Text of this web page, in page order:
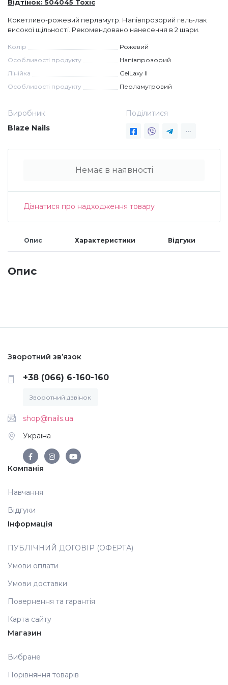
Дезінфекція та стерилізація
Декор для нігтів
Трикутники (каміфубукі)
Наклейки гнучкі лінії
Наліпки гнучкі лінії
Втирки
Бульонки
Інші прикраси
Фарби для розпису
Фольга для лиття (ефект кракелюра)
Навчання
Відтінок: 504045 Toxic
Кокетливо-рожевий перламутр. Напівпрозорий гель-лак
високої щільності. Рекомендовано нанесення в 2 шари.
Колір
Рожевий
Особливості продукту
Напівпрозорий
Лінійка
GelLaxy II
Особливості продукту
Перламутровий
Виробник
Blaze Nails
Поділитися
Немає в наявності
Дізнатися про надходження товару
Опис Характеристики Відгуки
Опис
Зворотний зв’язок
+38 (066) 6-160-160
Зворотний дзвінок
shop@nails.ua
Україна
Компанія
Навчання
Відгуки
Інформація
ПУБЛІЧНИЙ ДОГОВІР (ОФЕРТА)
Умови оплати
Умови доставки
Повернення та гарантія
Карта сайту
Магазин
Вибране
Порівняння товарів